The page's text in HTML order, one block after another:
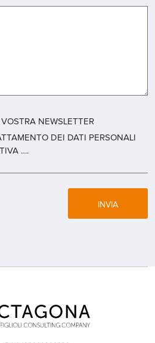
NEWSLETTER
DEI DATI PERSONALI
….
INVIA